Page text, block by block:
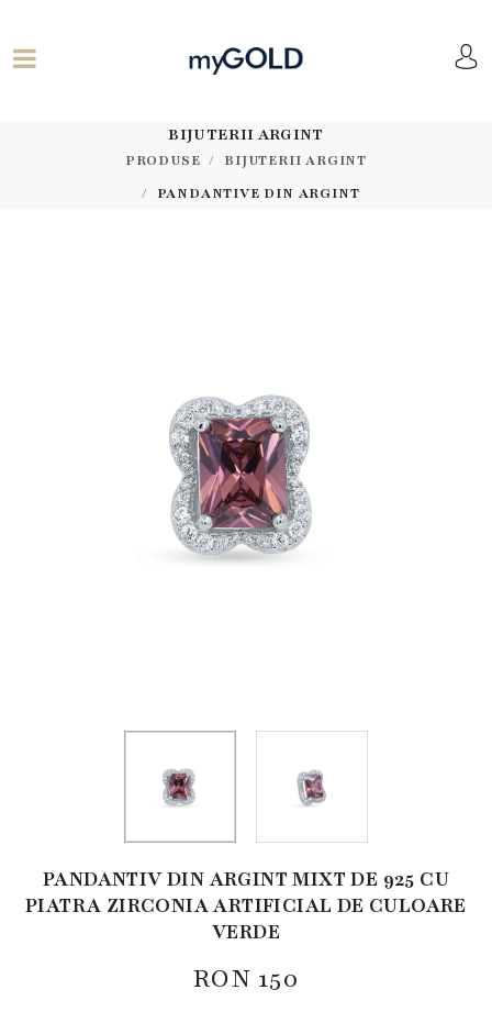
BIJUTERII ARGINT
PRODUSE
BIJUTERII ARGINT
PANDANTIVE DIN ARGINT
PANDANTIV DIN ARGINT MIXT DE 925 CU
PIATRA ZIRCONIA ARTIFICIAL DE CULOARE
VERDE
RON 150